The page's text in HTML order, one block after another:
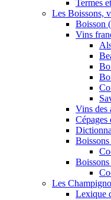
Termes
Les Boissons,
Boisson
Vins
Vins des
Cépages
Les
Lexique